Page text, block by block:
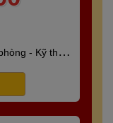
- Kỹ thuật